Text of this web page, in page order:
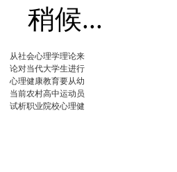
从社会心理学理论来
论对当代大学生进行
心理健康教育要从幼
当前农村高中运动员
试析职业院校心理健